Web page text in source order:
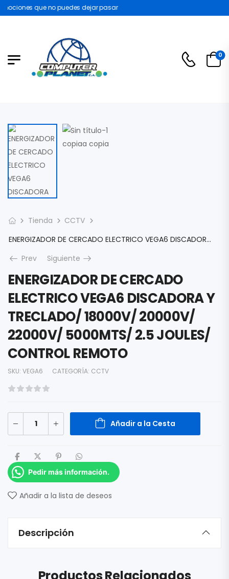
que no puedes dejar pasar
0
Tienda
CCTV
ENERGIZADOR DE CERCADO ELECTRICO VEGA6 DISCADORA Y TRECLADO/ 18000V/ 20000V/ 22000V/ 5000MTS/ 2.5 JOULES/ CONTROL REMOTO
Prev
Siguiente
ENERGIZADOR DE CERCADO
ELECTRICO VEGA6 DISCADORA Y
TRECLADO/ 18000V/ 20000V/
22000V/ 5000MTS/ 2.5 JOULES/
CONTROL REMOTO
SKU: VEGA6 CATEGORÍA: CCTV
Añadir a la Cesta
Pedir más información.
Añadir a la lista de deseos
Descripción